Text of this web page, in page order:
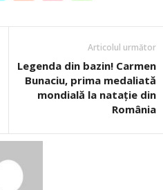
Articolul următor
Legenda din bazin! Carmen
Bunaciu, prima medaliată
mondială la nataţie din
România